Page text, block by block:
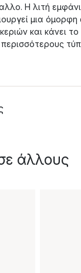
Η λιτή
μια όμορφη
και κάνει
περισσότερους
άλλους